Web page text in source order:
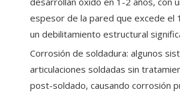
espesor de la pared que excede el
un debilitamiento estructural
Corrosión de soldadura: algunos
articulaciones soldadas sin
post-soldado, causando corrosión